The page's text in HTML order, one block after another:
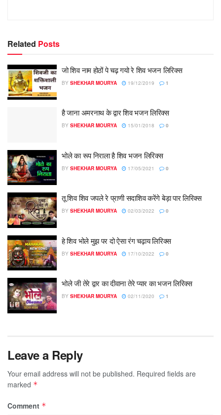
Related Posts
जो शिव नाम होठों पे चढ़ गयो रे शिव भजन लिरिक्स
BY SHEKHAR MOURYA 19/12/2019 1
है जाना अमरनाथ के द्वार शिव भजन लिरिक्स
BY SHEKHAR MOURYA 15/01/2018 0
भोले का रूप निराला है शिव भजन लिरिक्स
BY SHEKHAR MOURYA 17/05/2021 0
तू शिव शिव जपले रे प्राणी सदाशिव करेंगे बेड़ा पार लिरिक्स
BY SHEKHAR MOURYA 02/03/2022 0
हे शिव भोले मुझ पर दो ऐसा रंग चढ़ाय लिरिक्स
BY SHEKHAR MOURYA 17/10/2022 0
भोले जी तेरे द्वार का दीवाना तेरे प्यार का भजन लिरिक्स
BY SHEKHAR MOURYA 02/11/2020 1
Leave a Reply
Your email address will not be published. Required fields are
marked *
Comment *